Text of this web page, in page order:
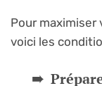
Pour maximiser
voici les